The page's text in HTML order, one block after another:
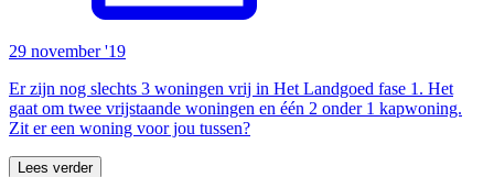
29 november '19
Er zijn nog slechts 3 woningen vrij in Het Landgoed fase 1. Het
gaat om twee vrijstaande woningen en één 2 onder 1 kapwoning.
Zit er een woning voor jou tussen?
Lees verder